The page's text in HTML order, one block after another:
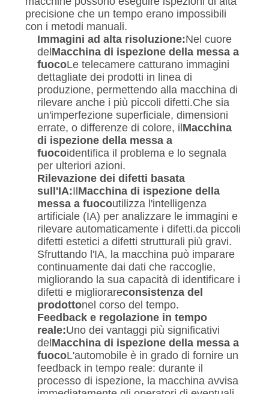
precisione che un tempo erano impossibili
con i metodi manuali.
Immagini ad alta risoluzione:Nel cuore
del Macchina di ispezione della messa a
fuocoLe telecamere catturano immagini
dettagliate dei prodotti in linea di
produzione, permettendo alla macchina di
rilevare anche i più piccoli difetti.Che sia
un'imperfezione superficiale, dimensioni
errate, o differenze di colore, il Macchina
di ispezione della messa a
fuocoidentifica il problema e lo segnala
per ulteriori azioni.
Rilevazione dei difetti basata
sull'IA:Il Macchina di ispezione della
messa a fuocoutilizza l'intelligenza
artificiale (IA) per analizzare le immagini e
rilevare automaticamente i difetti.da piccoli
difetti estetici a difetti strutturali più gravi.
Sfruttando l'IA, la macchina può imparare
continuamente dai dati che raccoglie,
migliorando la sua capacità di identificare i
difetti e migliorareconsistenza del
prodottonel corso del tempo.
Feedback e regolazione in tempo
reale:Uno dei vantaggi più significativi
del Macchina di ispezione della messa a
fuocoL'automobile è in grado di fornire un
feedback in tempo reale: durante il
processo di ispezione, la macchina avvisa